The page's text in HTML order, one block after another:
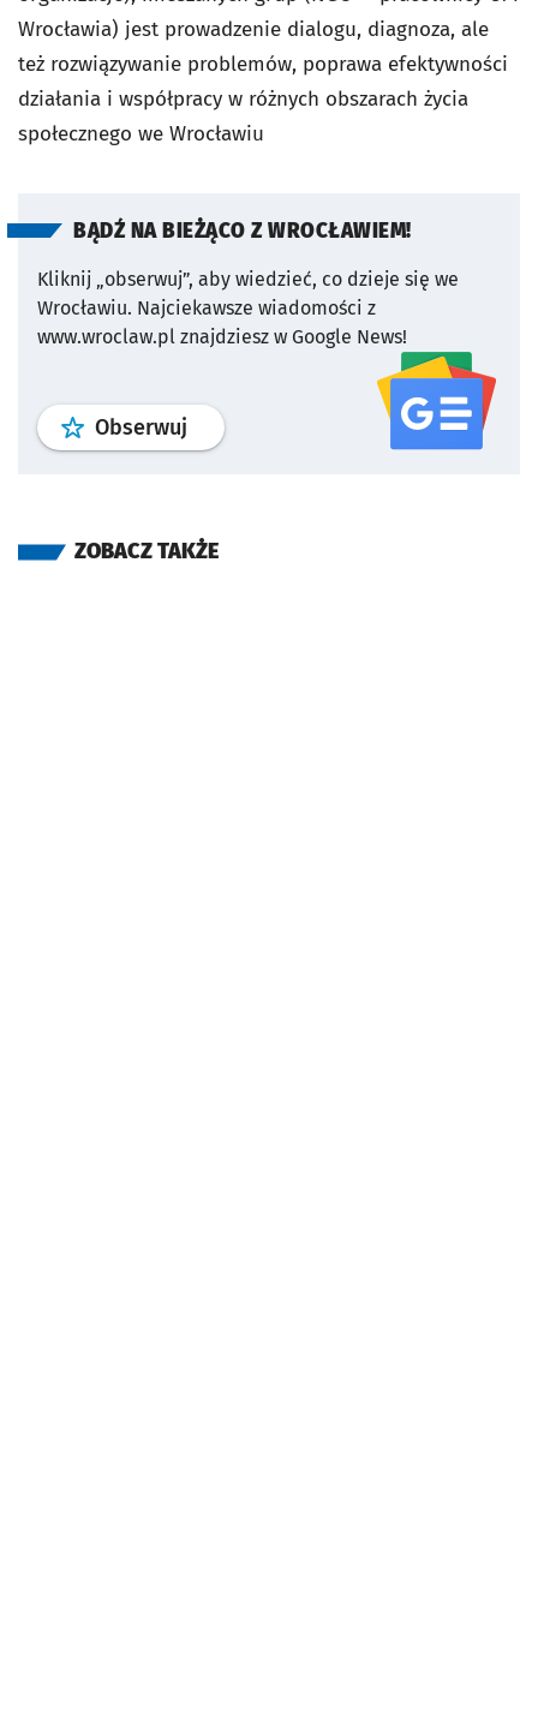
Wrocławia) jest prowadzenie dialogu, diagnoza, ale
też rozwiązywanie problemów, poprawa efektywności
działania i współpracy w różnych obszarach życia
społecznego we Wrocławiu
BĄDŹ NA BIEŻĄCO Z WROCŁAWIEM!
Kliknij „obserwuj”, aby wiedzieć, co dzieje się we
Wrocławiu. Najciekawsze wiadomości z
www.wroclaw.pl znajdziesz w Google News!
Obserwuj profil serwisu
ZOBACZ TAKŻE